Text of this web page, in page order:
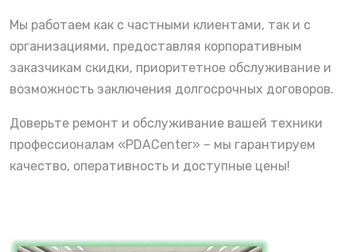
Мы работаем как с частными клиентами, так и с
организациями, предоставляя корпоративным
заказчикам скидки, приоритетное обслуживание и
возможность заключения долгосрочных договоров.
Доверьте ремонт и обслуживание вашей техники
профессионалам «PDACenter» – мы гарантируем
качество, оперативность и доступные цены!